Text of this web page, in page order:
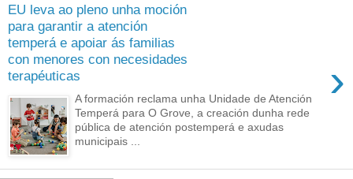
EU leva ao pleno unha moción
para garantir a atención
temperá e apoiar ás familias
con menores con necesidades
terapéuticas
›
A formación reclama unha Unidade de Atención
Temperá para O Grove, a creación dunha rede
pública de atención postemperá e axudas
municipais ...